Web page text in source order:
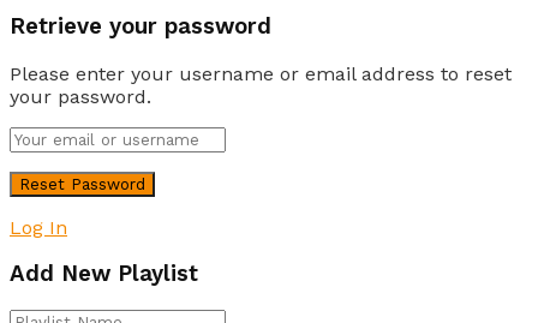
Retrieve your password
Please enter your username or email address to reset
your password.
Log In
Add New Playlist